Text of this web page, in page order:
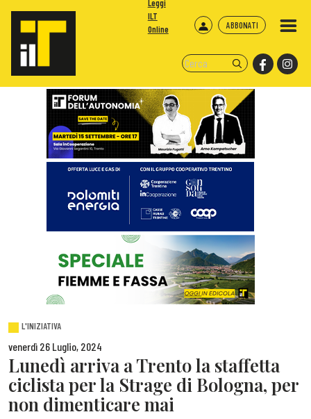
ABBONATI
Leggi
ILT
Online
L'INIZIATIVA
venerdì 26 Luglio, 2024
Lunedì arriva a Trento la staffetta
ciclista per la Strage di Bologna, per
non dimenticare mai